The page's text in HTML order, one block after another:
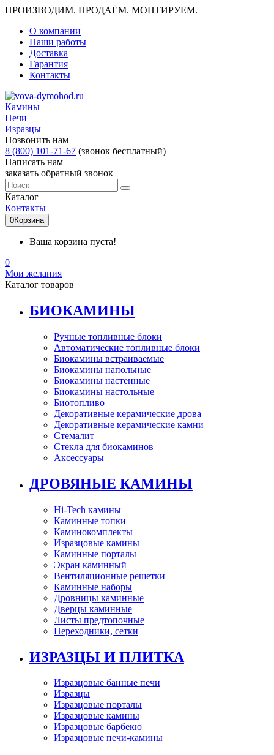
ПРОИЗВОДИМ. ПРОДАЁМ. МОНТИРУЕМ.
О компании
Наши работы
Доставка
Гарантия
Контакты
Камины
Печи
Изразцы
Позвонить нам
8 (800) 101-71-67 (звонок бесплатный)
Написать нам
заказать обратный звонок
Каталог
Контакты
0Корзина
Ваша корзина пуста!
0
Мои желания
Каталог товаров
БИОКАМИНЫ
Ручные топливные блоки
Автоматические топливные блоки
Биокамины встраиваемые
Биокамины напольные
Биокамины настенные
Биокамины настольные
Биотопливо
Декоративные керамические дрова
Декоративные керамические камни
Стемалит
Стекла для биокаминов
Аксессуары
ДРОВЯНЫЕ КАМИНЫ
Hi-Tech камины
Каминные топки
Каминокомплекты
Изразцовые камины
Каминные порталы
Экран каминный
Вентиляционные решетки
Каминные наборы
Дровницы каминные
Дверцы каминные
Листы предтопочные
Переходники, сетки
ИЗРАЗЦЫ И ПЛИТКА
Изразцовые банные печи
Изразцы
Изразцовые порталы
Изразцовые камины
Изразцовые барбекю
Изразцовые печи-камины